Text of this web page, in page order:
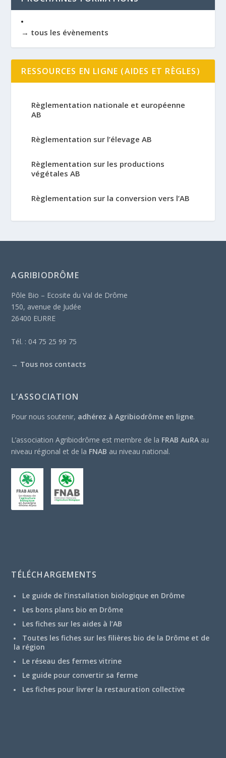
→ tous les évènements
RESSOURCES EN LIGNE (AIDES ET RÈGLES)
Règlementation nationale et européenne
AB
Règlementation sur l’élevage AB
Règlementation sur les productions
végétales AB
Règlementation sur la conversion vers l’AB
AGRIBIODRÔME
Pôle Bio – Ecosite du Val de Drôme
150, avenue de Judée
26400 EURRE
Tél. : 04 75 25 99 75
→ Tous nos contacts
L’ASSOCIATION
Pour nous soutenir, adhérez à Agribiodrôme en ligne.
L’association Agribiodrôme est membre de la FRAB AuRA au
niveau régional et de la FNAB au niveau national.
TÉLÉCHARGEMENTS
Le guide de l’installation biologique en Drôme
Les bons plans bio en Drôme
Les fiches sur les aides à l’AB
Toutes les fiches sur les filières bio de la Drôme et de
la région
Le réseau des fermes vitrine
Le guide pour convertir sa ferme
Les fiches pour livrer la restauration collective